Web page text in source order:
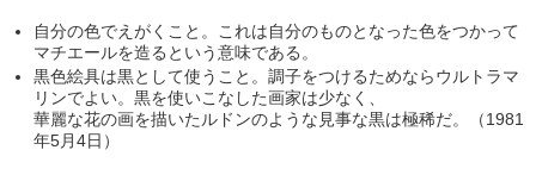
自分の色でえがくこと。これは自分のものとなった色をつかって
マチエールを造るという意味である。
黒色絵具は黒として使うこと。調子をつけるためならウルトラマ
リンでよい。黒を使いこなした画家は少なく、
華麗な花の画を描いたルドンのような見事な黒は極稀だ。（1981
年5月4日）